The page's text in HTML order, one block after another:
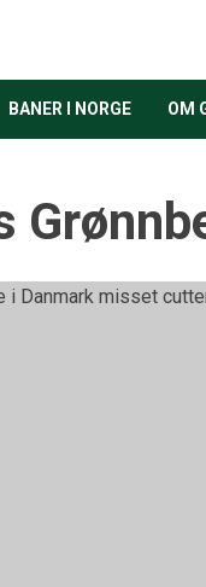
BANER I NORGE OM